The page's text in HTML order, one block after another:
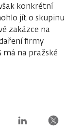
konkrétní
jít o skupinu
zakázce na
firmy
má na pražské